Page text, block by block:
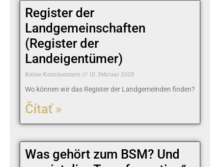
Register der
Landgemeinschaften
(Register der
Landeigentümer)
Keine Kommentare
10. Februar 2025
Wo können wir das Register der Landgemeinden finden?
Čítať »
Was gehört zum BSM? Und